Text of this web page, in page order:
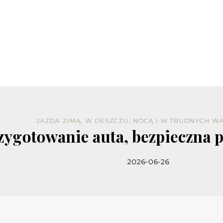
JAZDA ZIMĄ, W DESZCZU, NOCĄ I W TRUDNYCH
auta,
2026-06-26